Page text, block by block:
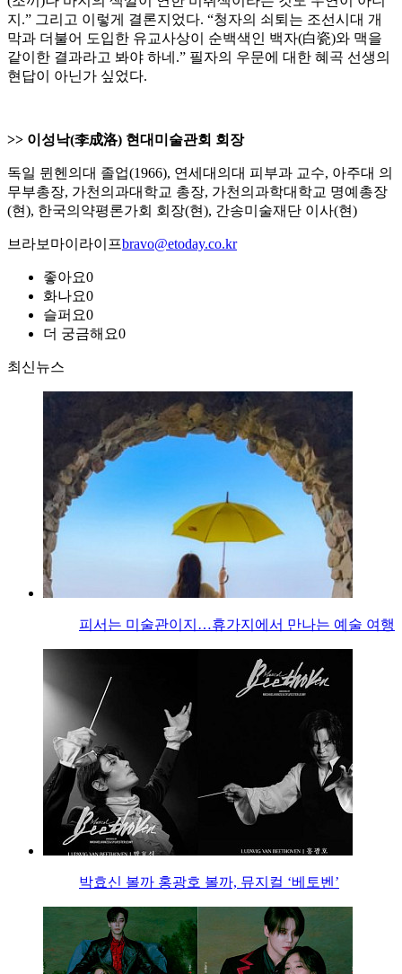
지.” 그리고 이렇게 결론지었다. “청자의 쇠퇴는 조선시대 개
막과 더불어 도입한 유교사상이 순백색인 백자(白瓷)와 맥을
같이한 결과라고 봐야 하네.” 필자의 우문에 대한 혜곡 선생의
현답이 아닌가 싶었다.
>> 이성낙(李成洛) 현대미술관회 회장
독일 뮌헨의대 졸업(1966), 연세대의대 피부과 교수, 아주대 의
무부총장, 가천의과대학교 총장, 가천의과학대학교 명예총장
(현), 한국의약평론가회 회장(현), 간송미술재단 이사(현)
브라보마이라이프bravo@etoday.co.kr
좋아요0
화나요0
슬퍼요0
더 궁금해요0
최신뉴스
피서는 미술관이지…휴가지에서 만나는 예술 여행
박효신 볼까 홍광호 볼까, 뮤지컬 ‘베토벤’